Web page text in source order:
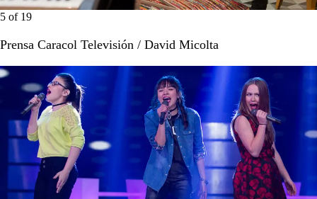
5 of 19
Prensa Caracol Televisión / David Micolta